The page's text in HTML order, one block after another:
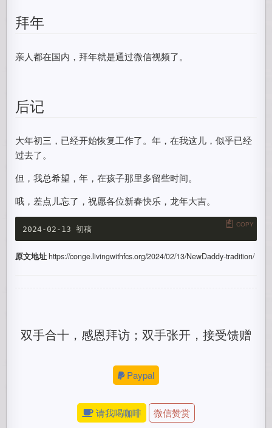
拜年
亲人都在国内，拜年就是通过微信视频了。
后记
大年初三，已经开始恢复工作了。年，在我这儿，似乎已经
过去了。
但，我总希望，年，在孩子那里多留些时间。
哦，差点儿忘了，祝愿各位新春快乐，龙年大吉。
COPY
原文地址https://conge.livingwithfcs.org/2024/02/13/NewDaddy-tradition/
双手合十，感恩拜访；双手张开，接受馈赠
Paypal
请我喝咖啡 微信赞赏